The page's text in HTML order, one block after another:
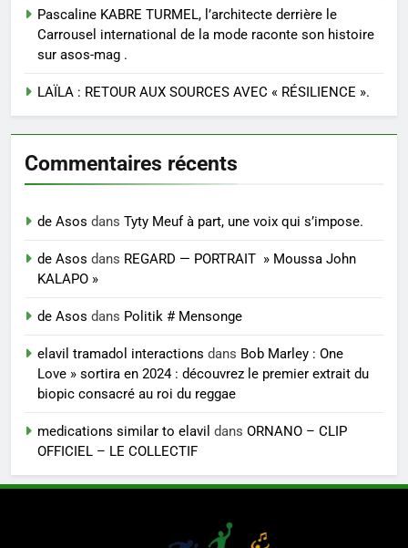
Pascaline KABRE TURMEL, l’architecte derrière le
Carrousel international de la mode raconte son histoire
sur asos-mag .
LAÏLA : RETOUR AUX SOURCES AVEC « RÉSILIENCE ».
Commentaires récents
de Asos dans Tyty Meuf à part, une voix qui s’impose.
de Asos dans REGARD — PORTRAIT » Moussa John
KALAPO »
de Asos dans Politik # Mensonge
elavil tramadol interactions dans Bob Marley : One
Love » sortira en 2024 : découvrez le premier extrait du
biopic consacré au roi du reggae
medications similar to elavil dans ORNANO – CLIP
OFFICIEL – LE COLLECTIF